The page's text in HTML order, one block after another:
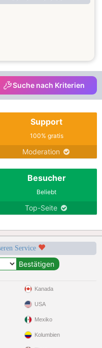
Suche nach Kriterien
Support
100% gratis
Moderation
Besucher
Beliebt
Top-Seite
Service
Kanada
USA
Mexiko
Kolumbien